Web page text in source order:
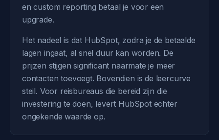
en custom reporting betaal je voor een
upgrade.
Het nadeel is dat HubSpot, zodra je de betaalde
lagen ingaat, al snel duur kan worden. De
prijzen stijgen significant naarmate je meer
contacten toevoegt. Bovendien is de leercurve
steil. Voor reisbureaus die bereid zijn die
investering te doen, levert HubSpot echter
ongekende waarde op.